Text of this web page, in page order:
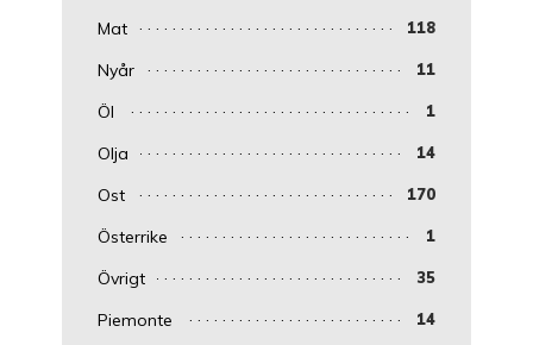
Mat 118
Nyår 11
Öl 1
Olja 14
Ost 170
Österrike 1
Övrigt 35
Piemonte 14